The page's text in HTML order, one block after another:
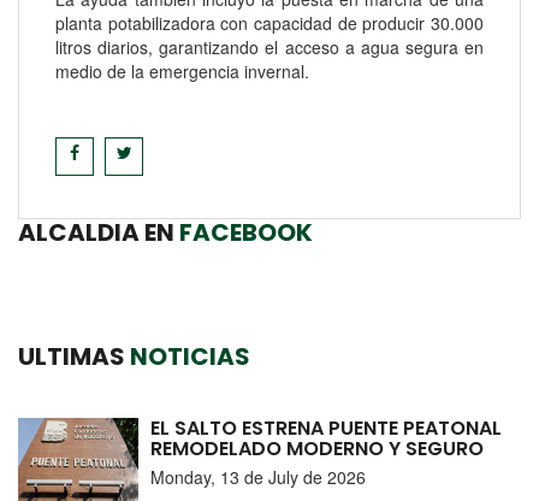
planta potabilizadora con capacidad de producir 30.000
litros diarios, garantizando el acceso a agua segura en
medio de la emergencia invernal.
ALCALDIA EN FACEBOOK
ULTIMAS NOTICIAS
EL SALTO ESTRENA PUENTE PEATONAL
REMODELADO MODERNO Y SEGURO
Monday, 13 de July de 2026